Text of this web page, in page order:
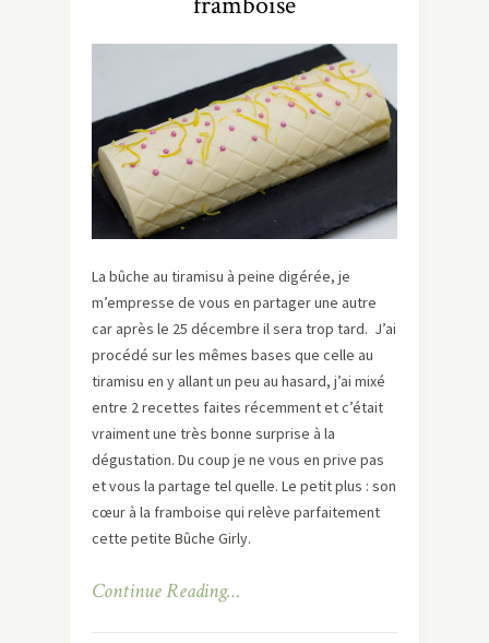
La bûche au tiramisu à peine digérée, je
m’empresse de vous en partager une autre
car après le 25 décembre il sera trop tard. J’ai
procédé sur les mêmes bases que celle au
tiramisu en y allant un peu au hasard, j’ai mixé
entre 2 recettes faites récemment et c’était
vraiment une très bonne surprise à la
dégustation. Du coup je ne vous en prive pas
et vous la partage tel quelle. Le petit plus : son
cœur à la framboise qui relève parfaitement
cette petite Bûche Girly.
Continue Reading…